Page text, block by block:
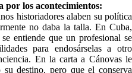
por los acontecimientos:
historiadores alaben su política
no daba la talla. En Cuba,
entiende que un profesional se
para endosárselas a otro
En la carta a Cánovas le
destino, pero que el conserva